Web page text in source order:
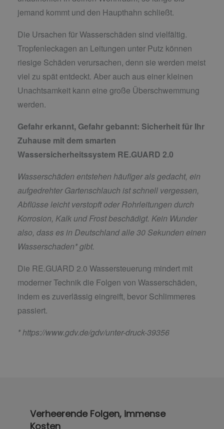
jemand kommt und den Haupthahn schließt.
Die Ursachen für Wasserschäden sind vielfältig.
Tropfenleckagen an Leitungen unter Putz können
riesige Schäden verursachen, denn sie werden meist
viel zu spät entdeckt. Aber auch aus einer kleinen
Unachtsamkeit kann eine große Überschwemmung
werden.
Gefahr erkannt, Gefahr gebannt: Sicherheit für Ihr
Zuhause mit dem smarten
Wassersicherheitssystem RE.GUARD 2.0
Wasserschäden entstehen häufiger als gedacht, ein
aufgedrehter Gartenschlauch ist schnell vergessen,
Abflüsse leicht verstopft oder Rohrleitungen durch
Korrosion, Kalk und Frost beschädigt. Kein Wunder
also, dass es in Deutschland alle 30 Sekunden einen
Wasserschaden* gibt.
Die RE.GUARD 2.0 Wassersteuerung mindert mit
moderner Technik die Folgen von Wasserschäden,
indem es zuverlässig eingreift, bevor Schlimmeres
passiert.
*https://www.gdv.de/gdv/unter-druck-39356
Verheerende Folgen, immense
Kosten